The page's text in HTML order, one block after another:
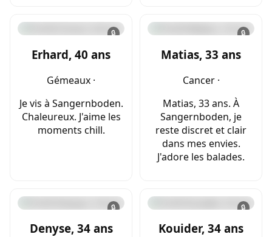
🔒
Erhard, 40 ans
Gémeaux ·
Je vis à Sangernboden.
Chaleureux. J'aime les
moments chill.
🔒
Matias, 33 ans
Cancer ·
Matias, 33 ans. À
Sangernboden, je
reste discret et clair
dans mes envies.
J'adore les balades.
🔒
Denyse, 34 ans
🔒
Kouider, 34 ans